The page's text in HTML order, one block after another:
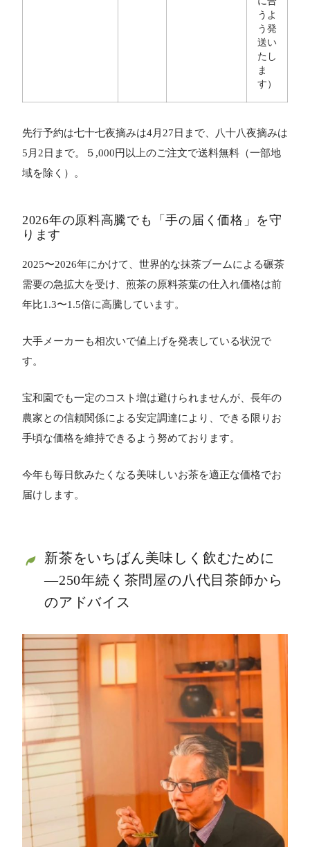
うよ
う発
送い
たし
ま
す）
先行予約は七十七夜摘みは4月27日まで、八十八夜摘みは
5月2日まで。５,000円以上のご注文で送料無料（一部地
域を除く）。
2026年の原料高騰でも「手の届く価格」を守
ります
2025〜2026年にかけて、世界的な抹茶ブームによる碾茶
需要の急拡大を受け、煎茶の原料茶葉の仕入れ価格は前
年比1.3〜1.5倍に高騰しています。
大手メーカーも相次いで値上げを発表している状況で
す。
宝和園でも一定のコスト増は避けられませんが、長年の
農家との信頼関係による安定調達により、できる限りお
手頃な価格を維持できるよう努めております。
今年も毎日飲みたくなる美味しいお茶を適正な価格でお
届けします。
新茶をいちばん美味しく飲むために
―250年続く茶問屋の八代目茶師から
のアドバイス